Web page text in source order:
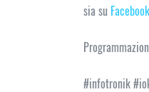
sia su Facebook
#infotronik